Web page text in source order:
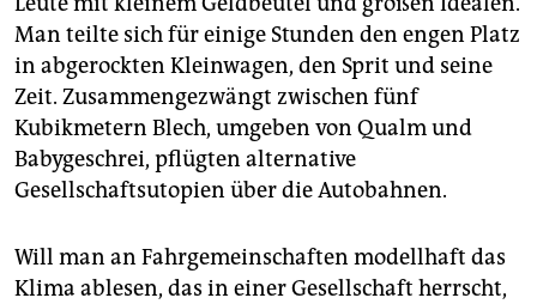
Man teilte sich für einige Stunden den engen Platz
in abgerockten Kleinwagen, den Sprit und seine
Zeit. Zusammengezwängt zwischen fünf
Kubikmetern Blech, umgeben von Qualm und
Babygeschrei, pflügten alternative
Gesellschaftsutopien über die Autobahnen.
Will man an Fahrgemeinschaften modellhaft das
Klima ablesen, das in einer Gesellschaft herrscht,